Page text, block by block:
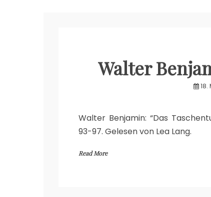
Walter
18.
Walter Benjamin: “Das
93-97. Gelesen von Lea Lang.
Read More